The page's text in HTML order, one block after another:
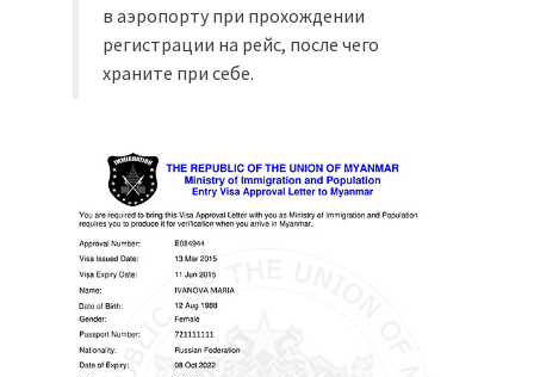
в аэропорту при прохождении
регистрации на рейс, после чего
храните при себе.